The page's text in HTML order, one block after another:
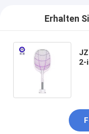
Erhalten
2-